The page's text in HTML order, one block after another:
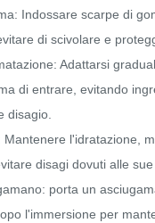
Indossare scarpe di
di scivolare e
Adattarsi
di entrare, evitando
disagio.
Mantenere l'idratazione,
disagi dovuti alle
porta un
l'immersione per